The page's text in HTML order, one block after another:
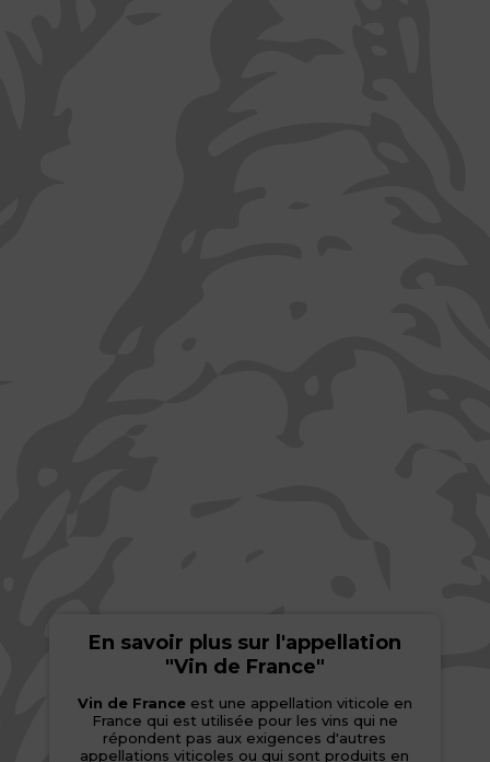
En savoir plus sur l'appellation
"Vin de France"
Vin de Franceest une appellation viticole en
France qui est utilisée pour les vins qui ne
répondent pas aux exigences d'autres
appellations viticoles ou qui sont produits en